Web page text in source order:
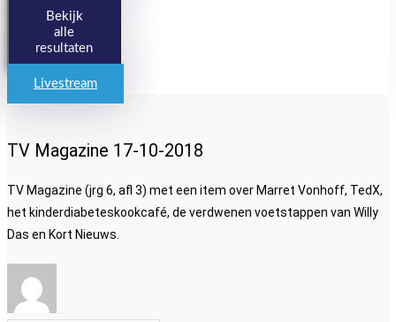
Bekijk
alle
resultaten
Livestream
TV Magazine 17-10-2018
TV Magazine (jrg 6, afl 3) met een item over Marret Vonhoff, TedX,
het kinderdiabeteskookcafé, de verdwenen voetstappen van Willy
Das en Kort Nieuws.